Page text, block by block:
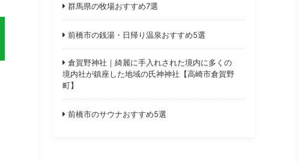
群馬県の牧場おすすめ7選
前橋市の銭湯・日帰り温泉おすすめ5選
倉賀野神社｜綺麗に手入れされた境内に多くの
境内社が鎮座した地域の氏神神社【高崎市倉賀野
町】
前橋市のサウナおすすめ5選